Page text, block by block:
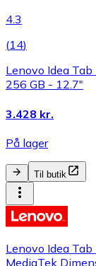
4.3
(14)
Lenovo Idea
256 GB - 12.7"
3.428 kr.
På lager
Til butik
Lenovo Idea
MediaTek